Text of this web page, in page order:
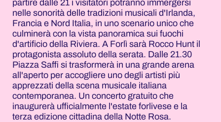
partire dalle 21 i visitatori potranno immergersi
nelle sonorità delle tradizioni musicali d'Irlanda,
Francia e Nord Italia, in uno scenario unico che
culminerà con la vista panoramica sui fuochi
d'artificio della Riviera. A Forlì sarà Rocco Hunt il
protagonista assoluto della serata. Dalle 21.30
Piazza Saffi si trasformerà in una grande arena
all'aperto per accogliere uno degli artisti più
apprezzati della scena musicale italiana
contemporanea. Un concerto gratuito che
inaugurerà ufficialmente l'estate forlivese e la
terza edizione cittadina della Notte Rosa.